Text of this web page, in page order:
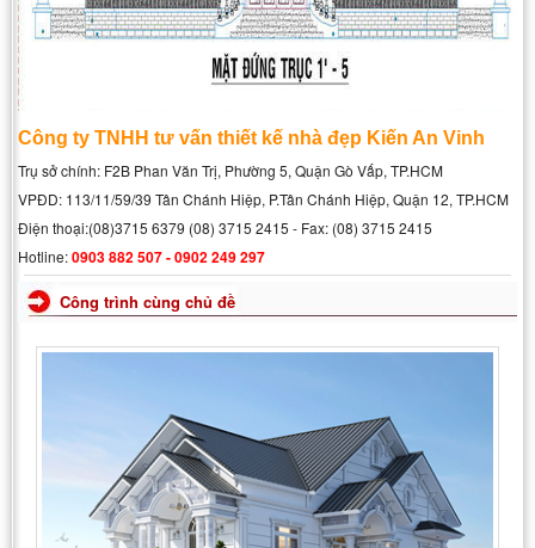
Công ty TNHH tư vấn thiết kế nhà đẹp Kiến An Vinh
Trụ sở chính: F2B Phan Văn Trị, Phường 5, Quận Gò Vấp, TP.HCM
VPĐD: 113/11/59/39 Tân Chánh Hiệp, P.Tân Chánh Hiệp, Quận 12, TP.HCM
Điện thoại:(08)3715 6379 (08) 3715 2415 - Fax: (08) 3715 2415
Hotline:0903 882 507 - 0902 249 297
Công trình cùng chủ đề